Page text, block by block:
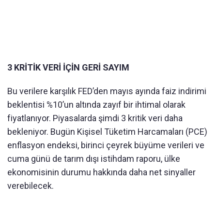
3 KRİTİK VERİ İÇİN GERİ SAYIM
Bu verilere karşılık FED’den mayıs ayında faiz indirimi
beklentisi %10’un altında zayıf bir ihtimal olarak
fiyatlanıyor. Piyasalarda şimdi 3 kritik veri daha
bekleniyor. Bugün Kişisel Tüketim Harcamaları (PCE)
enflasyon endeksi, birinci çeyrek büyüme verileri ve
cuma günü de tarım dışı istihdam raporu, ülke
ekonomisinin durumu hakkında daha net sinyaller
verebilecek.